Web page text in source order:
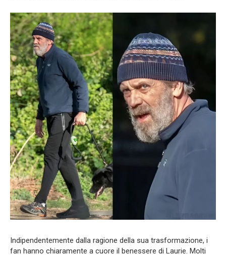
Indipendentemente dalla ragione della sua trasformazione, i
fan hanno chiaramente a cuore il benessere di Laurie. Molti